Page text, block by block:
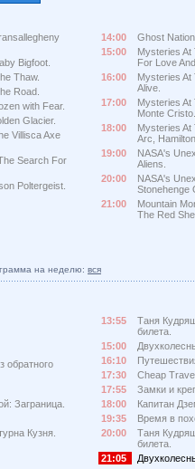
Bigfoot.
Thaw.
Road.
with Fear.
Glacier.
Villisca Axe
Search For
Poltergeist.
14:00
Ghost
15:00
Mysteries At
For Love
16:00
Mysteries At
Alive.
17:00
Mysteries At
Monte Cristo.
18:00
Mysteries At
Arc,
19:00
NASA's
Aliens.
20:00
NASA's
Stonehenge
21:00
Mountain
The Red
на неделю: вся
обратного
Заграница.
Кузня.
13:55
Таня
билета.
15:00
16:10
17:30
Cheap
17:55
Замки и
18:00
Капитан
19:35
Время в
20:00
Таня
билета.
21:05